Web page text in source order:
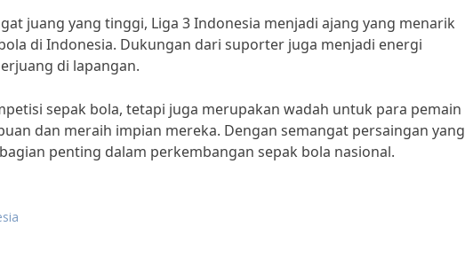
juang yang tinggi, Liga 3 Indonesia menjadi ajang yang menarik
di Indonesia. Dukungan dari suporter juga menjadi energi
di lapangan.
sepak bola, tetapi juga merupakan wadah untuk para pemain
dan meraih impian mereka. Dengan semangat persaingan yang
penting dalam perkembangan sepak bola nasional.